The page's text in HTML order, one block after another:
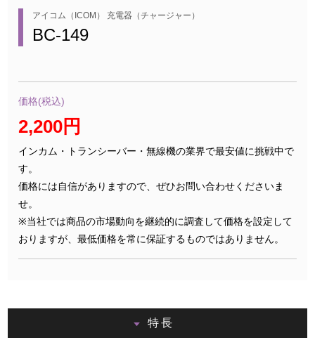
アイコム（ICOM） 充電器（チャージャー）
BC-149
価格(税込)
2,200円
インカム・トランシーバー・無線機の業界で最安値に挑戦中で
す。
価格には自信がありますので、ぜひお問い合わせくださいま
せ。
※当社では商品の市場動向を継続的に調査して価格を設定して
おりますが、最低価格を常に保証するものではありません。
特長